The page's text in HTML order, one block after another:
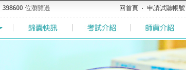
398600 位瀏覽過 回首頁 申請試聽帳號